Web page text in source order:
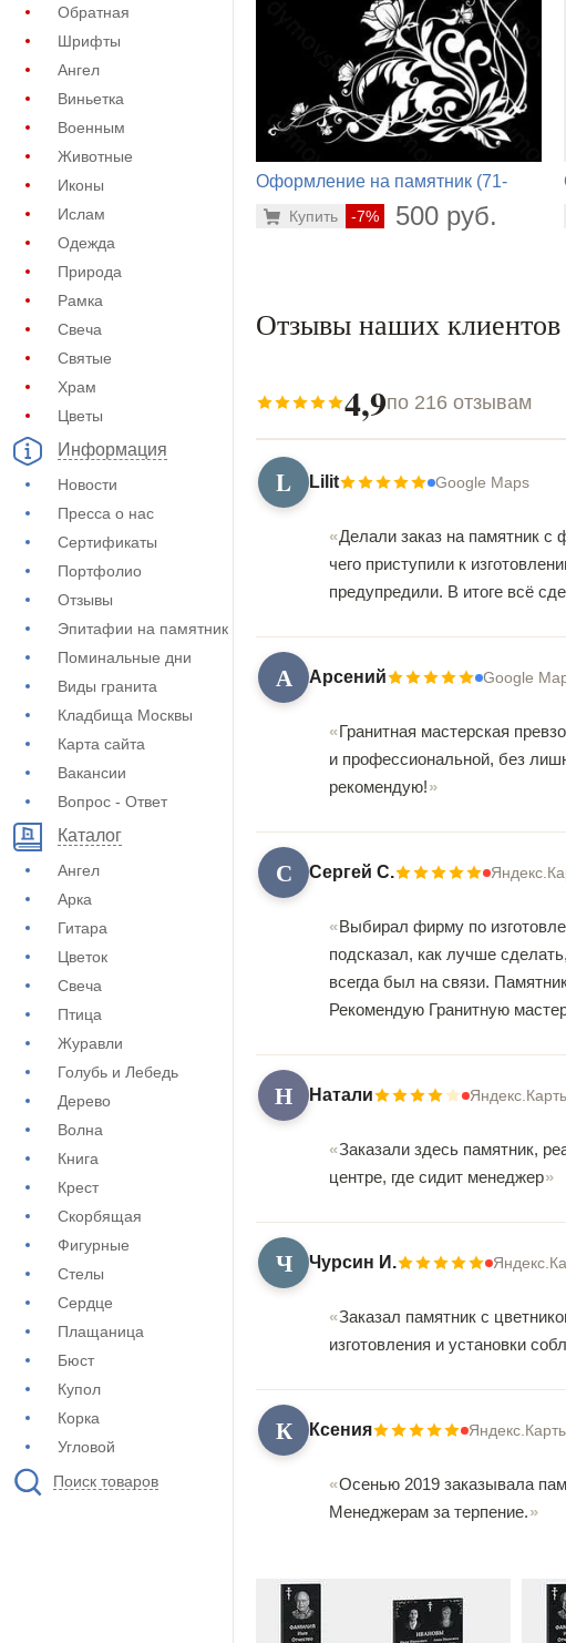
Обратная
Шрифты
Ангел
Виньетка
Военным
Животные
Иконы
Ислам
Одежда
Природа
Рамка
Свеча
Святые
Храм
Цветы
Информация
Новости
Пресса о нас
Сертификаты
Портфолио
Отзывы
Эпитафии на памятник
Поминальные дни
Виды гранита
Кладбища Москвы
Карта сайта
Вакансии
Вопрос - Ответ
Каталог
Ангел
Арка
Гитара
Цветок
Свеча
Птица
Журавли
Голубь и Лебедь
Дерево
Волна
Книга
Крест
Скорбящая
Фигурные
Стелы
Сердце
Плащаница
Бюст
Купол
Корка
Угловой
Поиск товаров
Оформление на памятник (71-
-7% 500 руб.
Купить
Отзывы наших клиентов
4,9по 216 отзывам
L Lilit Google Maps
Делали заказ на памятник с
чего приступили к
предупредили. В итоге всё
А Арсений Google
Гранитная мастерская
и профессиональной, без
рекомендую!
С Сергей С.
Выбирал фирму по
подсказал, как лучше
всегда был на связи.
Рекомендую Гранитную
Н Натали
Заказали здесь памятник,
центре, где сидит менеджер
Ч Чурсин И.
Заказал памятник с
изготовления и установки
К Ксения
Осенью 2019 заказывала
Менеджерам за терпение.